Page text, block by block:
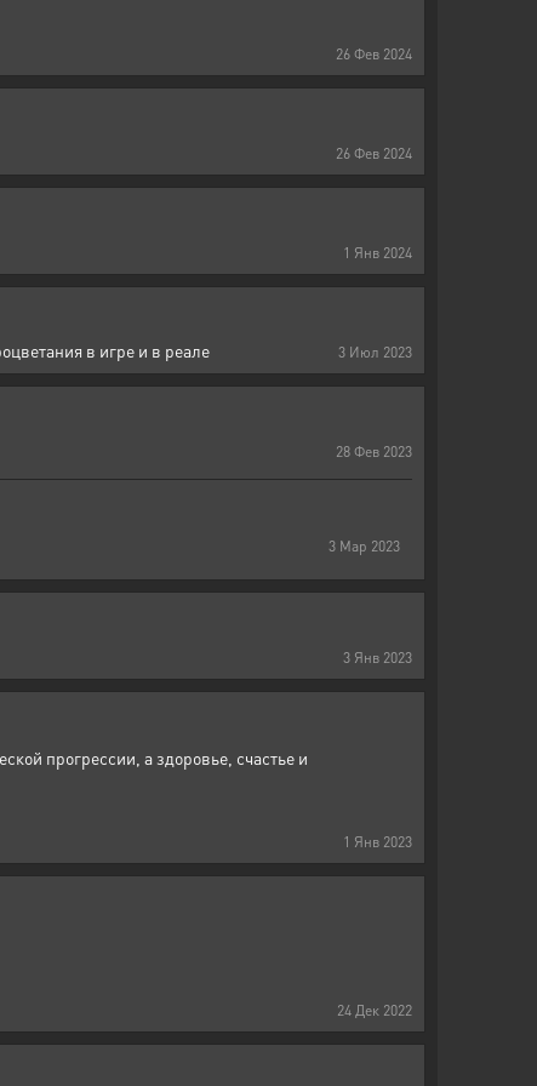
26 Фев 2024
26 Фев 2024
1 Янв 2024
3 Июл 2023
в игре и в реале
28 Фев 2023
3 Мар 2023
3 Янв 2023
1 Янв 2023
прогрессии, а здоровье, счастье и
24 Дек 2022